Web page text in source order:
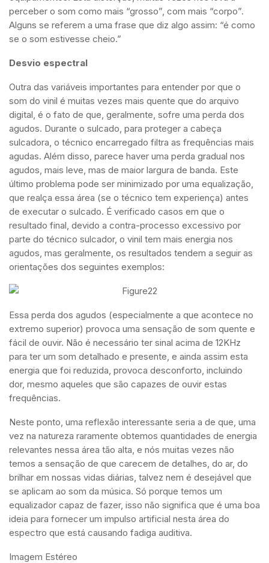
perceber o som como mais “grosso”, com mais “corpo”.
Alguns se referem a uma frase que diz algo assim: “é como
se o som estivesse cheio.”
Desvio espectral
Outra das variáveis importantes para entender por que o
som do vinil é muitas vezes mais quente que do arquivo
digital, é o fato de que, geralmente, sofre uma perda dos
agudos. Durante o sulcado, para proteger a cabeça
sulcadora, o técnico encarregado filtra as frequências mais
agudas. Além disso, parece haver uma perda gradual nos
agudos, mais leve, mas de maior largura de banda. Este
último problema pode ser minimizado por uma equalização,
que realça essa área (se o técnico tem experiença) antes
de executar o sulcado. É verificado casos em que o
resultado final, devido a contra-processo excessivo por
parte do técnico sulcador, o vinil tem mais energia nos
agudos, mas geralmente, os resultados tendem a seguir as
orientações dos seguintes exemplos:
Essa perda dos agudos (especialmente a que acontece no
extremo superior) provoca uma sensação de som quente e
fácil de ouvir. Não é necessário ter sinal acima de 12KHz
para ter um som detalhado e presente, e ainda assim esta
energia que foi reduzida, provoca desconforto, incluindo
dor, mesmo aqueles que são capazes de ouvir estas
frequências.
Neste ponto, uma reflexão interessante seria a de que, uma
vez na natureza raramente obtemos quantidades de energia
relevantes nessa área tão alta, e nós muitas vezes não
temos a sensação de que carecem de detalhes, do ar, do
brilhar em nossas vidas diárias, talvez nem é desejável que
se aplicam ao som da música. Só porque temos um
equalizador capaz de fazer, isso não significa que é uma boa
ideia para fornecer um impulso artificial nesta área do
espectro que está causando fadiga auditiva.
Imagem Estéreo